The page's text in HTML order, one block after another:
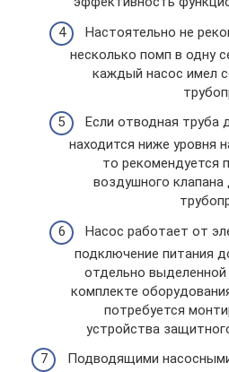
Настоятельно не
несколько помп в одну
каждый насос имел
Если отводная труба
находится ниже уровня
то рекомендуется
воздушного
Насос работает от
подключение питания
отдельно выделенной
комплекте
потребуется
устройства
Подводящими